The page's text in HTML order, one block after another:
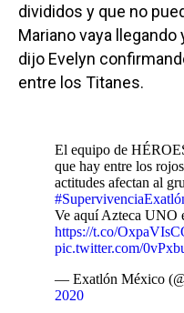
divididos y que no
Mariano vaya llegando
dijo Evelyn
entre los Titanes.
El equipo de
que hay entre los
actitudes afectan al
Ve aquí Azteca
https://t.co/
pic.twitter.com/
— Exatlón México
2020